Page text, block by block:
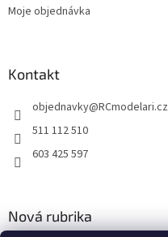
Moje objednávka
Kontakt
objednavky@RCmodelari.cz
511 112 510
603 425 597
Nová rubrika